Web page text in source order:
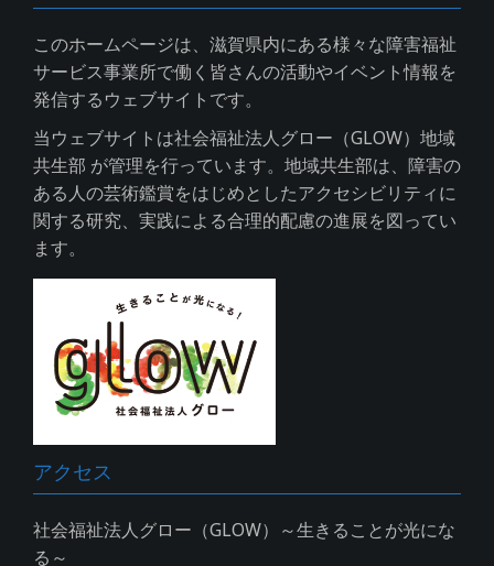
このホームページは、滋賀県内にある様々な障害福祉
サービス事業所で働く皆さんの活動やイベント情報を
発信するウェブサイトです。
当ウェブサイトは社会福祉法人グロー（GLOW）地域
共生部 が管理を行っています。地域共生部は、障害の
ある人の芸術鑑賞をはじめとしたアクセシビリティに
関する研究、実践による合理的配慮の進展を図ってい
ます。
アクセス
社会福祉法人グロー（GLOW）～生きることが光にな
る～